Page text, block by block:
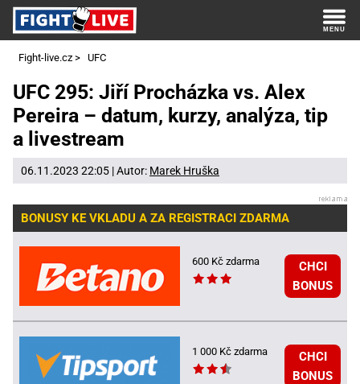
Fight-live.cz > UFC
UFC 295: Jiří Procházka vs. Alex
Pereira – datum, kurzy, analýza, tip
a livestream
06.11.2023 22:05 | Autor: Marek Hruška
BONUSY KE VKLADU A ZA REGISTRACI ZDARMA
600 Kč zdarma
CHCI
BONUS
1 000 Kč zdarma
CHCI
BONUS